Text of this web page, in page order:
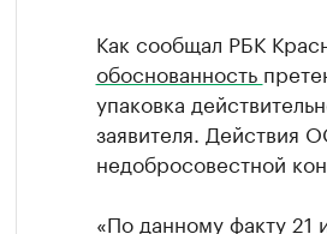
Как сообщал РБК
обоснованность
упаковка
заявителя. Действия
недобросовестной
«По данному факту